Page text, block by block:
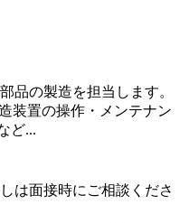
品の製造を担当します。
装置の操作・メンテナン
ど...
は面接時にご相談くださ